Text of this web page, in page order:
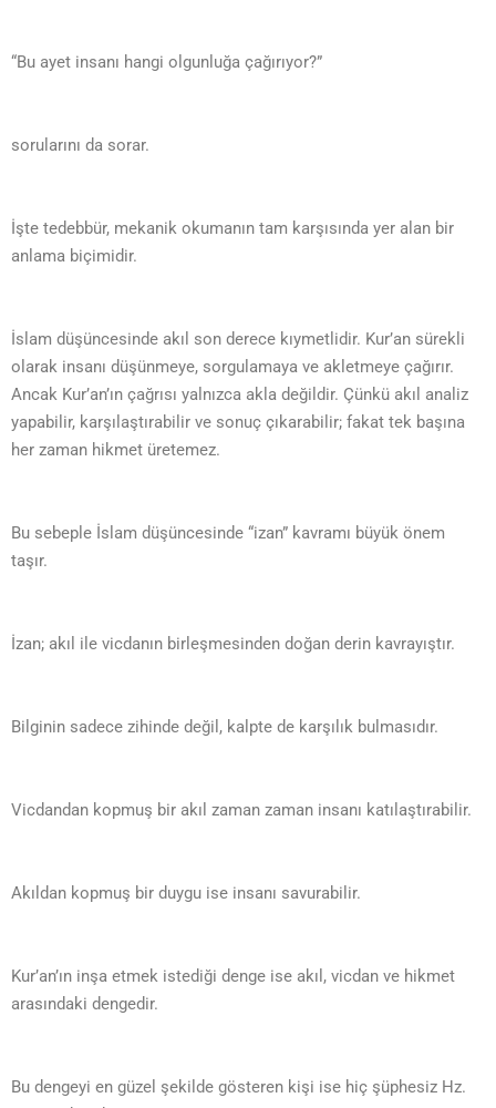
“Bu ayet insanı hangi olgunluğa çağırıyor?”
sorularını da sorar.
İşte tedebbür, mekanik okumanın tam karşısında yer alan bir
anlama biçimidir.
İslam düşüncesinde akıl son derece kıymetlidir. Kur’an sürekli
olarak insanı düşünmeye, sorgulamaya ve akletmeye çağırır.
Ancak Kur’an’ın çağrısı yalnızca akla değildir. Çünkü akıl analiz
yapabilir, karşılaştırabilir ve sonuç çıkarabilir; fakat tek başına
her zaman hikmet üretemez.
Bu sebeple İslam düşüncesinde “izan” kavramı büyük önem
taşır.
İzan; akıl ile vicdanın birleşmesinden doğan derin kavrayıştır.
Bilginin sadece zihinde değil, kalpte de karşılık bulmasıdır.
Vicdandan kopmuş bir akıl zaman zaman insanı katılaştırabilir.
Akıldan kopmuş bir duygu ise insanı savurabilir.
Kur’an’ın inşa etmek istediği denge ise akıl, vicdan ve hikmet
arasındaki dengedir.
Bu dengeyi en güzel şekilde gösteren kişi ise hiç şüphesiz Hz.